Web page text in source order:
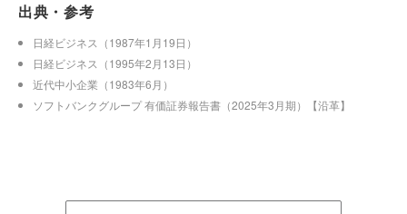
出典・参考
日経ビジネス（1987年1月19日）
日経ビジネス（1995年2月13日）
近代中小企業（1983年6月）
ソフトバンクグループ 有価証券報告書（2025年3月期）【沿革】